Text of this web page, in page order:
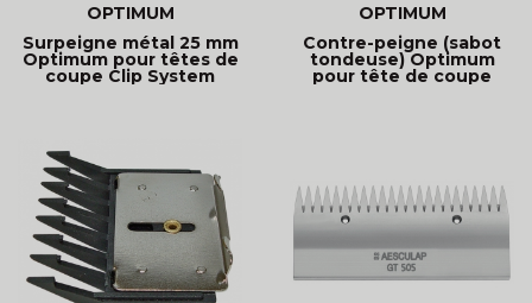
OPTIMUM
Surpeigne métal 25 mm
Optimum pour têtes de
coupe Clip System
OPTIMUM
Contre-peigne (sabot
tondeuse) Optimum
pour tête de coupe